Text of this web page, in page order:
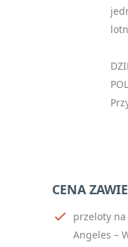
CENA
przeloty na
Angeles –